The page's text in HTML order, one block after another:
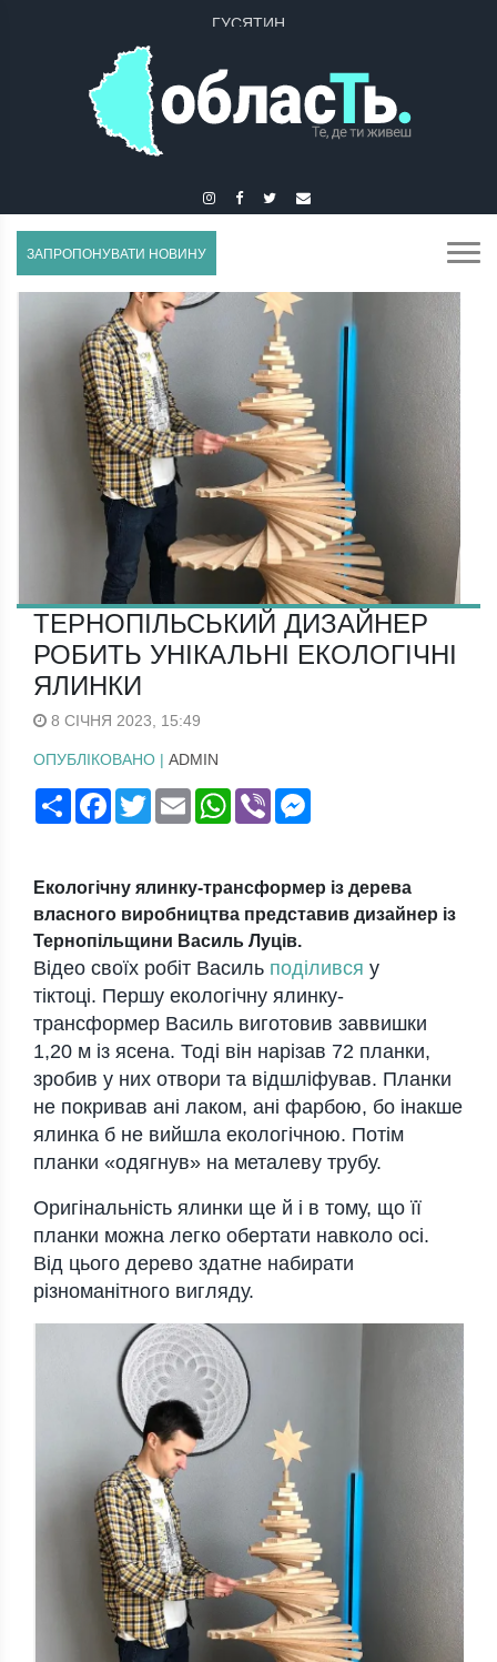
ЗАПРОПОНУВАТИ НОВИНУ
ТЕРНОПІЛЬСЬКИЙ ДИЗАЙНЕР
РОБИТЬ УНІКАЛЬНІ ЕКОЛОГІЧНІ
ЯЛИНКИ
8 СІЧНЯ 2023, 15:49
ОПУБЛІКОВАНО | ADMIN
ПоширитиFacebook
TwitterEmail WhatsApp
Viber
Екологічну ялинку-трансформер із дерева
власного виробництва представив дизайнер із
Тернопільщини Василь Луців.
Відео своїх робіт Василь поділився у
тіктоці. Першу екологічну ялинку-
трансформер Василь виготовив заввишки
1,20 м із ясена. Тоді він нарізав 72 планки,
зробив у них отвори та відшліфував. Планки
не покривав ані лаком, ані фарбою, бо інакше
ялинка б не вийшла екологічною. Потім
планки «одягнув» на металеву трубу.
Оригінальність ялинки ще й і в тому, що її
планки можна легко обертати навколо осі.
Від цього дерево здатне набирати
різноманітного вигляду.